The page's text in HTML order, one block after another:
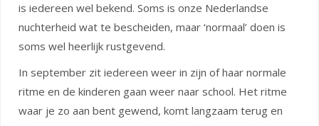
is iedereen wel bekend. Soms is onze Nederlandse
nuchterheid wat te bescheiden, maar ‘normaal’ doen is
soms wel heerlijk rustgevend.
In september zit iedereen weer in zijn of haar normale
ritme en de kinderen gaan weer naar school. Het ritme
waar je zo aan bent gewend, komt langzaam terug en